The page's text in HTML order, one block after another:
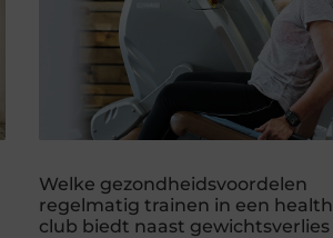
Welke gezondheidsvoordelen
regelmatig trainen in een health
club biedt naast gewichtsverlies